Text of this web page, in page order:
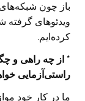
باز چون شبکه‌های
ویدئوهای گرفته
کرده‌ایم.
* از چه راهی و
راستی‌آزمایی
ما در کار خود